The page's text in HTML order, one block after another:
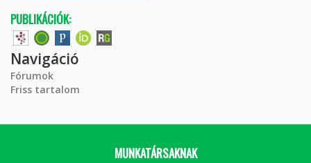
PUBLIKÁCIÓK:
Navigáció
Fórumok
Friss tartalom
MUNKATÁRSAKNAK